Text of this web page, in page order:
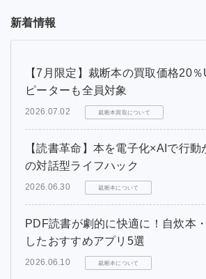
新着情報
【7月限定】裁断本の買取価格20
ピーターも全員対象
2026.07.02 裁断本買取について
【読書革命】本を電子化×AIで行動
の対話型ライフハック
2026.06.30 裁断本について
PDF読書が劇的に快適に！自炊本
したおすすめアプリ5選
2026.06.10 裁断本について